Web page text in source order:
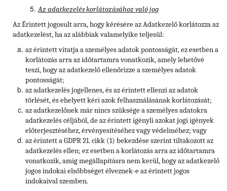
Az adatkezelés korlátozásához való jog
Az Érintett jogosult arra, hogy kérésére az Adatkezelő korlátozza az
adatkezelést, ha az alábbiak valamelyike teljesül:
az érintett vitatja a személyes adatok pontosságát, ez esetben a
korlátozás arra az időtartamra vonatkozik, amely lehetővé
teszi, hogy az adatkezelő ellenőrizze a személyes adatok
pontosságát;
az adatkezelés jogellenes, és az érintett ellenzi az adatok
törlését, és ehelyett kéri azok felhasználásának korlátozását;
az adatkezelőnek már nincs szüksége a személyes adatokra
adatkezelés céljából, de az érintett igényli azokat jogi igények
előterjesztéséhez, érvényesítéséhez vagy védelméhez; vagy
az érintett a GDPR 21. cikk (1) bekezdése szerint tiltakozott az
adatkezelés ellen; ez esetben a korlátozás arra az időtartamra
vonatkozik, amíg megállapításra nem kerül, hogy az adatkezelő
jogos indokai elsőbbséget élveznek-e az érintett jogos
indokaival szemben.